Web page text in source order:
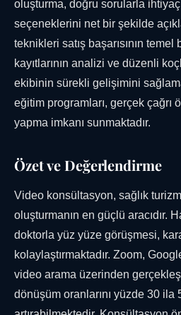
oluşturma, doğru sorularla
seçeneklerini net bir şekilde
teknikleri satış başarısının
kayıtlarının analizi ve düzenli
ekibinin sürekli gelişimini
eğitim programları, gerçek çağrı
yapma imkanı sunmaktadır.
Özet ve Değerlendirme
Video konsültasyon, sağlık
oluşturmanın en güçlü aracıdır.
doktorla yüz yüze görüşmesi,
kolaylaştırmaktadır. Zoom,
video arama üzerinden
dönüşüm oranlarını yüzde 30 ila